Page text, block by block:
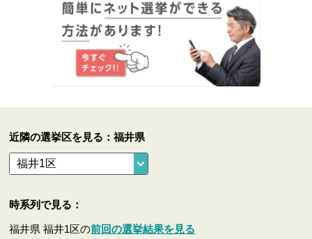
近隣の選挙区を見る：福井県
時系列で見る：
福井県 福井1区の前回の選挙結果を見る